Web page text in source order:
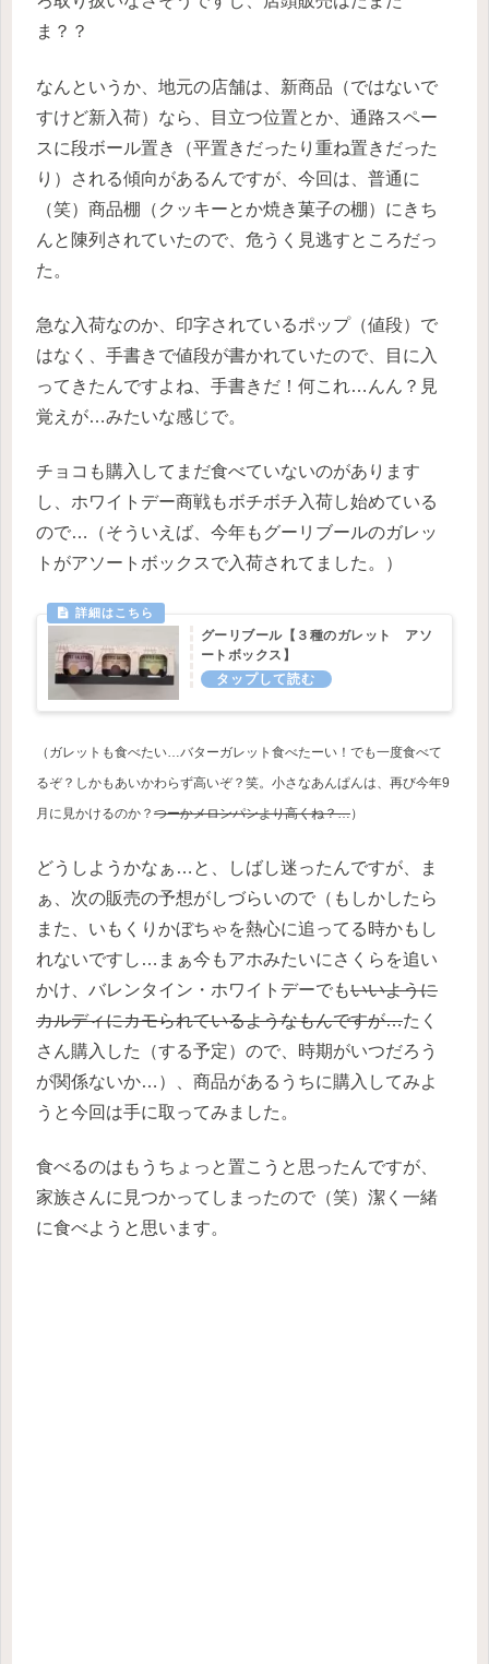
ま？？
なんというか、地元の店舗は、新商品（ではないで
すけど新入荷）なら、目立つ位置とか、通路スペー
スに段ボール置き（平置きだったり重ね置きだった
り）される傾向があるんですが、今回は、普通に
（笑）商品棚（クッキーとか焼き菓子の棚）にきち
んと陳列されていたので、危うく見逃すところだっ
た。
急な入荷なのか、印字されているポップ（値段）で
はなく、手書きで値段が書かれていたので、目に入
ってきたんですよね、手書きだ！何これ…んん？見
覚えが…みたいな感じで。
チョコも購入してまだ食べていないのがあります
し、ホワイトデー商戦もボチボチ入荷し始めている
ので…（そういえば、今年もグーリブールのガレッ
トがアソートボックスで入荷されてました。）
グーリブール【３種のガレット アソ
ートボックス】
（ガレットも食べたい…バターガレット食べたーい！でも一度食べて
るぞ？しかもあいかわらず高いぞ？笑。小さなあんぱんは、再び今年9
月に見かけるのか？ つーかメロンパンより高くね？…）
どうしようかなぁ…と、しばし迷ったんですが、ま
ぁ、次の販売の予想がしづらいので（もしかしたら
また、いもくりかぼちゃを熱心に追ってる時かもし
れないですし…まぁ今もアホみたいにさくらを追い
かけ、バレンタイン・ホワイトデーでもいいように
カルディにカモられているようなもんですが…たく
さん購入した（する予定）ので、時期がいつだろう
が関係ないか…）、商品があるうちに購入してみよ
うと今回は手に取ってみました。
食べるのはもうちょっと置こうと思ったんですが、
家族さんに見つかってしまったので（笑）潔く一緒
に食べようと思います。